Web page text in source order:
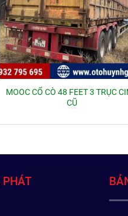
MOOC CỔ CÒ 48 FEET 3 TRỤC
CŨ
PHÁT